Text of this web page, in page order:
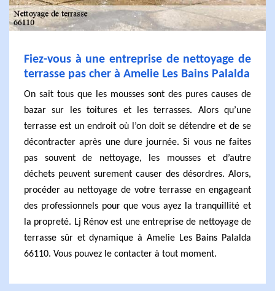
Fiez-vous à une entreprise de nettoyage de
terrasse pas cher à Amelie Les Bains Palalda
On sait tous que les mousses sont des pures causes de
bazar sur les toitures et les terrasses. Alors qu’une
terrasse est un endroit où l’on doit se détendre et de se
décontracter après une dure journée. Si vous ne faites
pas souvent de nettoyage, les mousses et d’autre
déchets peuvent surement causer des désordres. Alors,
procéder au nettoyage de votre terrasse en engageant
des professionnels pour que vous ayez la tranquillité et
la propreté. Lj Rénov est une entreprise de nettoyage de
terrasse sûr et dynamique à Amelie Les Bains Palalda
66110. Vous pouvez le contacter à tout moment.